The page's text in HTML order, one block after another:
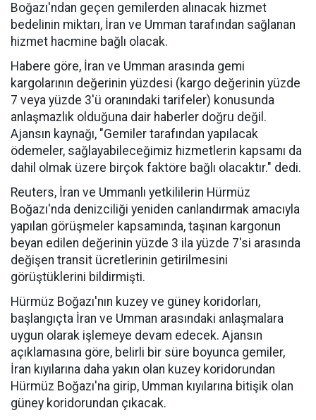
Boğazı'ndan geçen gemilerden alınacak hizmet
bedelinin miktarı, İran ve Umman tarafından sağlanan
hizmet hacmine bağlı olacak.
Habere göre, İran ve Umman arasında gemi
kargolarının değerinin yüzdesi (kargo değerinin yüzde
7 veya yüzde 3'ü oranındaki tarifeler) konusunda
anlaşmazlık olduğuna dair haberler doğru değil.
Ajansın kaynağı, "Gemiler tarafından yapılacak
ödemeler, sağlayabileceğimiz hizmetlerin kapsamı da
dahil olmak üzere birçok faktöre bağlı olacaktır." dedi.
Reuters, İran ve Ummanlı yetkililerin Hürmüz
Boğazı'nda denizciliği yeniden canlandırmak amacıyla
yapılan görüşmeler kapsamında, taşınan kargonun
beyan edilen değerinin yüzde 3 ila yüzde 7'si arasında
değişen transit ücretlerinin getirilmesini
görüştüklerini bildirmişti.
Hürmüz Boğazı'nın kuzey ve güney koridorları,
başlangıçta İran ve Umman arasındaki anlaşmalara
uygun olarak işlemeye devam edecek. Ajansın
açıklamasına göre, belirli bir süre boyunca gemiler,
İran kıyılarına daha yakın olan kuzey koridorundan
Hürmüz Boğazı'na girip, Umman kıyılarına bitişik olan
güney koridorundan çıkacak.